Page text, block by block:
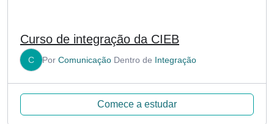
Curso de integração da CIEB
C Por Comunicação Dentro de Integração
Comece a estudar